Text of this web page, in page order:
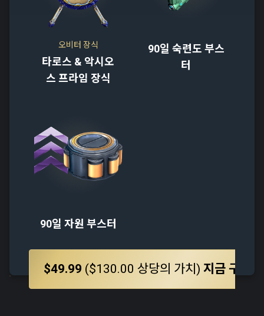
오비터 장식
타로스 & 악시오
스 프라임 장식
90일 숙련도 부스
터
90일 자원 부스터
$49.99 ($130.00 상당의 가치) 지금 구매